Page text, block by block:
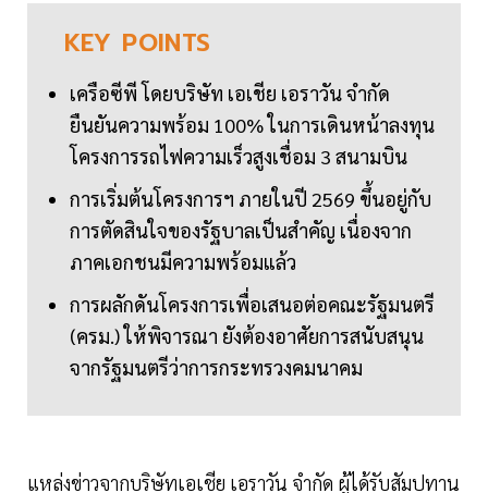
KEY POINTS
เครือซีพี โดยบริษัท เอเชีย เอราวัน จำกัด
ยืนยันความพร้อม 100% ในการเดินหน้าลงทุน
โครงการรถไฟความเร็วสูงเชื่อม 3 สนามบิน
การเริ่มต้นโครงการฯ ภายในปี 2569 ขึ้นอยู่กับ
การตัดสินใจของรัฐบาลเป็นสำคัญ เนื่องจาก
ภาคเอกชนมีความพร้อมแล้ว
การผลักดันโครงการเพื่อเสนอต่อคณะรัฐมนตรี
(ครม.) ให้พิจารณา ยังต้องอาศัยการสนับสนุน
จากรัฐมนตรีว่าการกระทรวงคมนาคม
แหล่งข่าวจากบริษัทเอเชีย เอราวัน จำกัด ผู้ได้รับสัมปทาน